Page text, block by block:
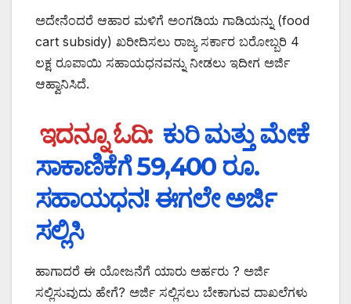
ಅದೇನೆಂದರೆ ಆಹಾರ ಮಳಿಗೆ ಅಂಗಡಿಯ ಗಾಡಿಯನ್ನು (food
cart subsidy) ಖರೀದಿಸಲು ರಾಜ್ಯ ಸರ್ಕಾರ ಬರೋಬ್ಬರಿ 4
ಲಕ್ಷ ರೂಪಾಯಿ ಸಹಾಯಧನವನ್ನು ನೀಡಲು ಇದೀಗ ಅರ್ಜಿ
ಆಹ್ವಾನಿಸಿದೆ.
ಇದನ್ನೂ ಓದಿ: ಕುರಿ ಮತ್ತು ಮೇಕೆ
ಸಾಕಾಣಿಕೆಗೆ 59,400 ರೂ.
ಸಹಾಯಧನ! ಈಗಲೇ ಅರ್ಜಿ
ಸಲ್ಲಿಸಿ
ಹಾಗಾದರೆ ಈ ಯೋಜನೆಗೆ ಯಾರು ಅರ್ಹರು ? ಅರ್ಜಿ
ಸಲ್ಲಿಸುವುದು ಹೇಗೆ? ಅರ್ಜಿ ಸಲ್ಲಿಸಲು ಬೇಕಾಗುವ ದಾಖಲೆಗಳು